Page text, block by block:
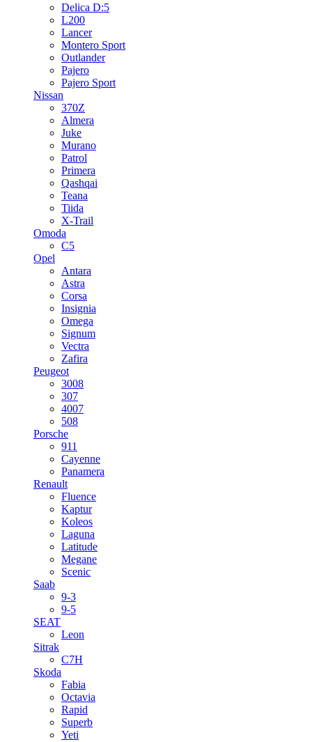
Delica D:5
L200
Lancer
Montero Sport
Outlander
Pajero
Pajero Sport
Nissan
370Z
Almera
Juke
Murano
Patrol
Primera
Qashqai
Teana
Tiida
X-Trail
Omoda
C5
Opel
Antara
Astra
Corsa
Insignia
Omega
Signum
Vectra
Zafira
Peugeot
3008
307
4007
508
Porsche
911
Cayenne
Panamera
Renault
Fluence
Kaptur
Koleos
Laguna
Latitude
Megane
Scenic
Saab
9-3
9-5
SEAT
Leon
Sitrak
C7H
Skoda
Fabia
Octavia
Rapid
Superb
Yeti